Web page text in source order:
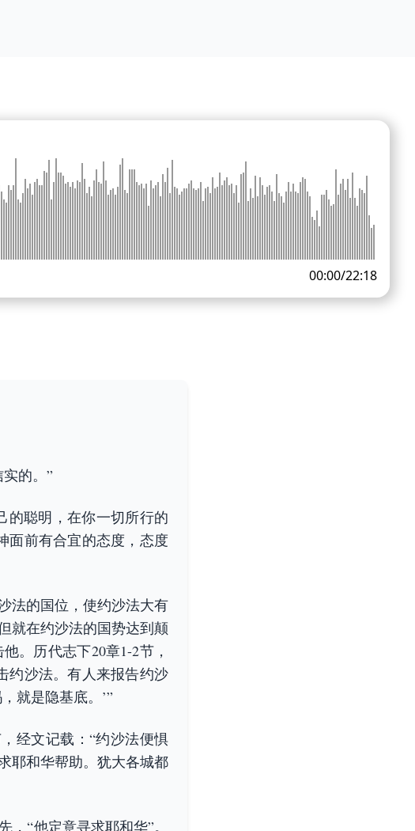
00:00/22:18
的。”
的聪明，在你一切所行的
面前有合宜的态度，态度
法的国位，使约沙法大有
就在约沙法的国势达到颠
。历代志下20章1-2节，
约沙法。有人来报告约沙
就是隐基底。’”
经文记载：“约沙法便惧
耶和华帮助。犹大各城都
“他定意寻求耶和华”。